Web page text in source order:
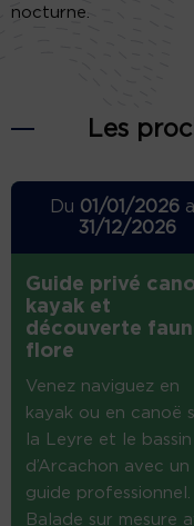
nocturne.
Les
Du 01/01/2026
31/12/2026
Guide privé
kayak et
découverte
flore
Venez naviguez en
kayak ou en canoë
la Leyre et le bassin
d’Arcachon avec un
guide professionnel.
Balade sur mesure